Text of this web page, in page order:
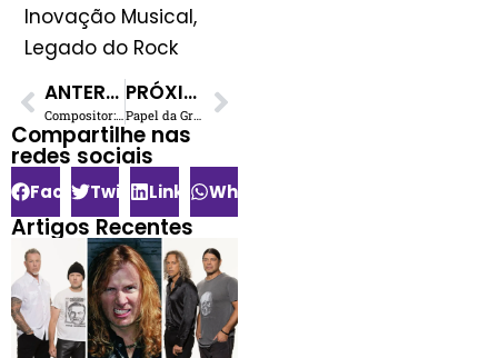
Inovação Musical,
Legado do Rock
ANTERIOR
Compositor: Como Fazer Sua Música Chegar aos Grandes Artistas?
PRÓXIMO
Papel da Gravadora na Era Digital: Potencialize Sua Carreira Artística!
Compartilhe nas
redes sociais​
FacebookTwitterLinkedInWhatsApp
Artigos Recentes